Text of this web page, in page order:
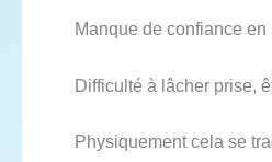
Manque de confiance
Difficulté à lâcher prise,
Physiquement cela se